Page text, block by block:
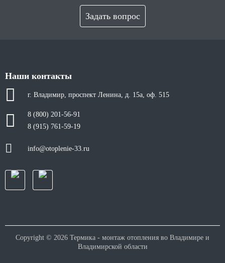
Задать вопрос
Наши контакты
г. Владимир, проспект Ленина, д. 15а, оф. 515
8 (800) 201-56-91
8 (915) 761-59-19
info@otoplenie-33.ru
Copyright © 2026 Термика - монтаж отопления во Владимире и
Владимирской области